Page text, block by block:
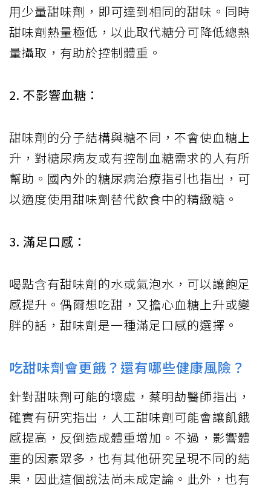
用少量甜味劑，即可達到相同的甜味。同時
甜味劑熱量極低，以此取代糖分可降低總熱
量攝取，有助於控制體重。
​2. 不影響血糖：
甜味劑的分子結構與糖不同，不會使血糖上
升，對糖尿病友或有控制血糖需求的人有所
幫助。國內外的糖尿病治療指引也指出，可
以適度使用甜味劑替代飲食中的精緻糖。
​3. 滿足口感：
喝點含有甜味劑的水或氣泡水，可以讓飽足
感提升。偶爾想吃甜，又擔心血糖上升或變
胖的話，甜味劑是一種滿足口感的選擇。
吃甜味劑會更餓？還有哪些健康風險？
針對甜味劑可能的壞處，蔡明劼醫師指出，
確實有研究指出，人工甜味劑可能會讓飢餓
感提高，反倒造成體重增加。不過，影響體
重的因素眾多，也有其他研究呈現不同的結
果，因此這個說法尚未成定論。此外，也有